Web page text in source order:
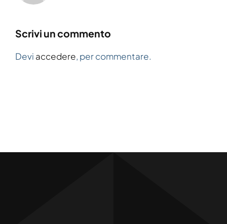
Scrivi un commento
Devi accedere, per commentare.